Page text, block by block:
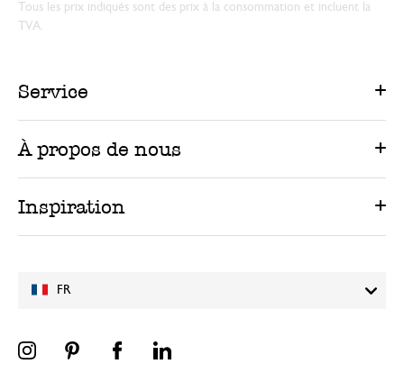
FR
Tous les prix indiqués sont des prix à la consommation et incluent la
TVA.
Service
À propos de nous
Inspiration